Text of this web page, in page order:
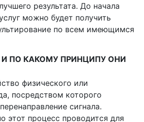
результата. До начала
можно будет получить
по всем имеющимся
И ПО КАКОМУ ПРИНЦИПУ ОНИ
физического или
посредством которого
сигнала.
этот процесс проводится для